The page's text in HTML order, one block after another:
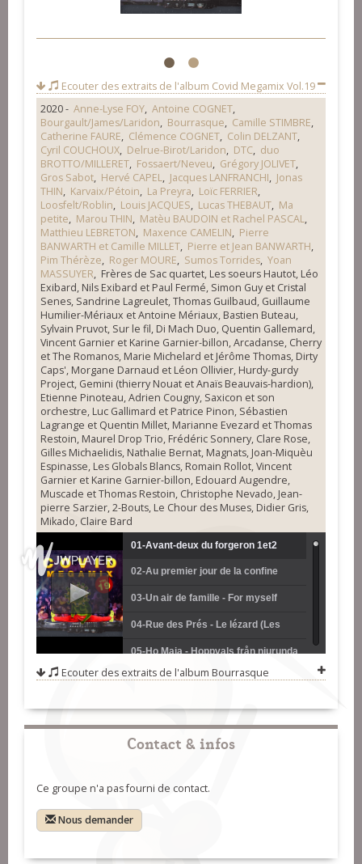
1 2
Ecouter des extraits de l'album Covid Megamix Vol.19
2020 - Anne-Lyse FOY, Antoine COGNET,
Bourgault/James/Laridon, Bourrasque, Camille STIMBRE,
Catherine FAURE, Clémence COGNET, Colin DELZANT,
Cyril COUCHOUX, Delrue-Birot/Laridon, DTC, duo
BROTTO/MILLERET, Fossaert/Neveu, Grégory JOLIVET,
Gros Sabot, Hervé CAPEL, Jacques LANFRANCHI, Jonas
THIN, Karvaix/Pétoin, La Preyra, Loïc FERRIER,
Loosfelt/Roblin, Louis JACQUES, Lucas THEBAUT, Ma
petite, Marou THIN, Matèu BAUDOIN et Rachel PASCAL,
Matthieu LEBRETON, Maxence CAMELIN, Pierre
BANWARTH et Camille MILLET, Pierre et Jean BANWARTH,
Pim Thérèze, Roger MOURE, Sumos Torrides, Yoan
MASSUYER, Frères de Sac quartet, Les soeurs Hautot, Léo
Exibard, Nils Exibard et Paul Fermé, Simon Guy et Cristal
Senes, Sandrine Lagreulet, Thomas Guilbaud, Guillaume
Humilier-Mériaux et Antoine Mériaux, Bastien Buteau,
Sylvain Pruvot, Sur le fil, Di Mach Duo, Quentin Gallemard,
Vincent Garnier et Karine Garnier-billon, Arcadanse, Cherry
et The Romanos, Marie Michelard et Jérôme Thomas, Dirty
Caps', Morgane Darnaud et Léon Ollivier, Hurdy-gurdy
Project, Gemini (thierry Nouat et Anaïs Beauvais-hardion),
Etienne Pinoteau, Adrien Cougny, Saxicon et son
orchestre, Luc Gallimard et Patrice Pinon, Sébastien
Lagrange et Quentin Millet, Marianne Evezard et Thomas
Restoin, Maurel Drop Trio, Frédéric Sonnery, Clare Rose,
Gilles Michaelidis, Nathalie Bernat, Magnats, Joan-Miquèu
Espinasse, Les Globals Blancs, Romain Rollot, Vincent
Garnier et Karine Garnier-billon, Edouard Augendre,
Muscade et Thomas Restoin, Christophe Nevado, Jean-
pierre Sarzier, 2-Bouts, Le Chour des Muses, Didier Gris,
Mikado, Claire Bard
01-Avant-deux du forgeron 1et2
(Thomas Fossaert et Sarah Neveu)
02-Au premier jour de la confine
(Frères de Sac quartet)
03-Un air de famille - For myself
(Baptiste Loosfelt et Benoît Roblin)
04-Rue des Prés - Le lézard (Les
soeurs Hautot)
05-Ho Maja - Hoppvals från njurunda
(Léo Exibard, Nils Exibard et Paul
06-Jean Flambart (Mathilde Karvaix
et Romain Chéré))
08-Solidarity forever (Simon Guy et
10-Kas a-barh a' la casbah (Thomas
Guilbaud, Guillaume Humilier-
11-Bourrée droite du Morvan -
Ecouter des extraits de l'album Bourrasque
Contact & infos
Ce groupe n'a pas fourni de contact.
Nous demander